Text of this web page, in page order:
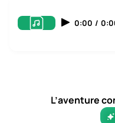
0:00 /
L’aventure